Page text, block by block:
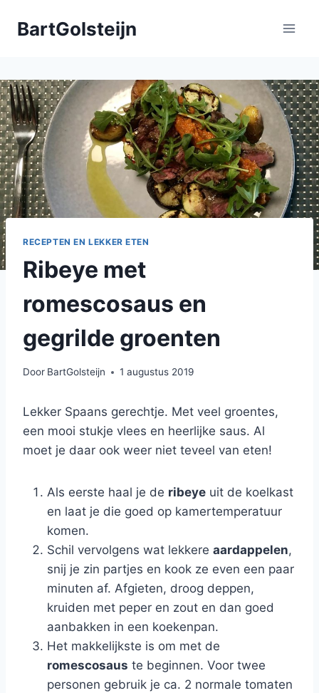
naarBartGolsteijn
RECEPTEN EN LEKKER ETEN
Ribeye met
romescosaus en
gegrilde groenten
Door BartGolsteijn 1 augustus 2019
Lekker Spaans gerechtje. Met veel groentes,
een mooi stukje vlees en heerlijke saus. Al
moet je daar ook weer niet teveel van eten!
Als eerste haal je de ribeye uit de koelkast
en laat je die goed op kamertemperatuur
komen.
Schil vervolgens wat lekkere aardappelen,
snij je zin partjes en kook ze even een paar
minuten af. Afgieten, droog deppen,
kruiden met peper en zout en dan goed
aanbakken in een koekenpan.
Het makkelijkste is om met de
romescosaus te beginnen. Voor twee
personen gebruik je ca. 2 normale tomaten